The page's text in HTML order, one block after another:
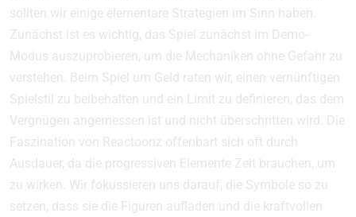
sollten wir einige elementare Strategien im Sinn haben.
Zunächst ist es wichtig, das Spiel zunächst im Demo-
Modus auszuprobieren, um die Mechaniken ohne Gefahr zu
verstehen. Beim Spiel um Geld raten wir, einen vernünftigen
Spielstil zu beibehalten und ein Limit zu definieren, das dem
Vergnügen angemessen ist und nicht überschritten wird. Die
Faszination von Reactoonz offenbart sich oft durch
Ausdauer, da die progressiven Elemente Zeit brauchen, um
zu wirken. Wir fokussieren uns darauf, die Symbole so zu
setzen, dass sie die Figuren aufladen und die kraftvollen